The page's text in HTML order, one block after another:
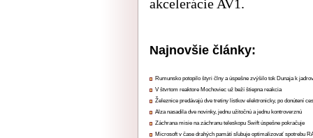
akcelerácie AV1.
Najnovšie články:
Rumunsko potopilo štyri člny a úspešne zvýšilo tok Dunaja k
V štvrtom reaktore Mochoviec už beží štiepna reakcia
Železnice predávajú dve tretiny lístkov elektronicky, po donútení
Alza nasadila dve novinky, jednu užitočnú a jednu kontroverznú
Záchrana misie na záchranu teleskopu Swift úspešne pokračuje
Microsoft v čase drahých pamätí sľubuje optimalizovať spotrebu